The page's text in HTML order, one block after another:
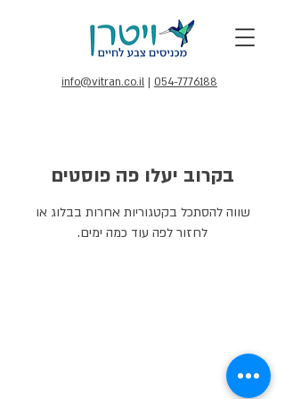
info@vitran.co.il | 054-7776188
בקרוב יעלו פה פוסטים
שווה להסתכל בקטגוריות אחרות בבלוג או
לחזור לפה עוד כמה ימים.